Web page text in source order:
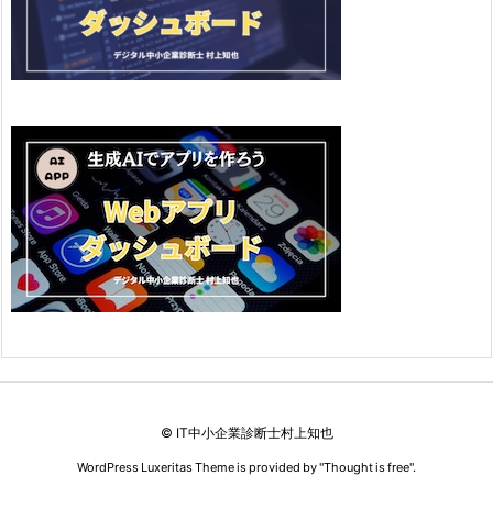
© IT中小企業診断士村上知也
WordPress Luxeritas Theme is provided by "Thought is free".